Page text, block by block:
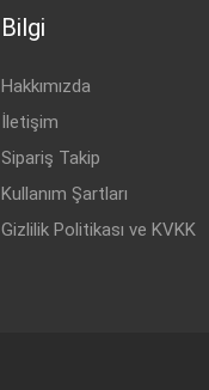
Bilgi
Hakkımızda
İletişim
Sipariş Takip
Kullanım Şartları
Gizlilik Politikası ve KVKK